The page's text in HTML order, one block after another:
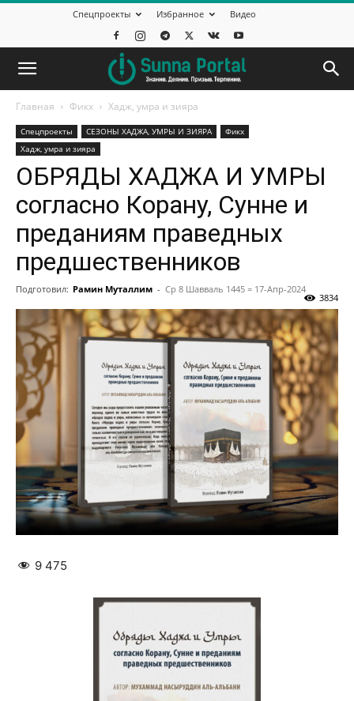
Спецпроекты Избранное Видео
Главная Фикх Хадж, умра и зияра
Спецпроекты СЕЗОНЫ ХАДЖА, УМРЫ И ЗИЯРА
Фикх
Хадж, умра и зияра
ОБРЯДЫ ХАДЖА И УМРЫ
согласно Корану, Сунне и
преданиям праведных
предшественников
Подготовил: Рамин Муталлим - Ср 8 Шавваль 1445 = 17-Апр-2024
3834
9 475